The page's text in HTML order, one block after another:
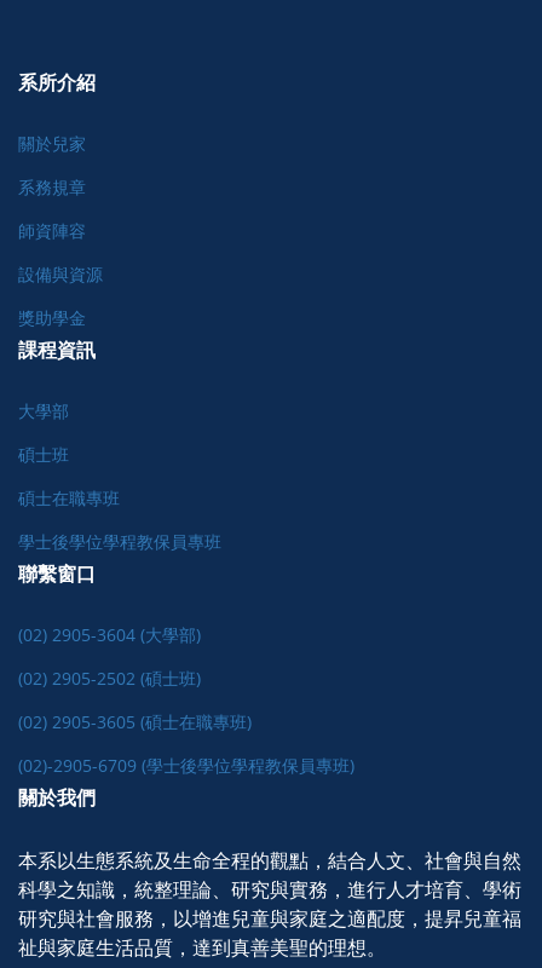
系所介紹
關於兒家
系務規章
師資陣容
設備與資源
獎助學金
課程資訊
大學部
碩士班
碩士在職專班
學士後學位學程教保員專班
聯繫窗口
(02) 2905-3604 (大學部)
(02) 2905-2502 (碩士班)
(02) 2905-3605 (碩士在職專班)
(02)-2905-6709 (學士後學位學程教保員專班)
關於我們
本系以生態系統及生命全程的觀點，結合人文、社會與自然
科學之知識，統整理論、研究與實務，進行人才培育、學術
研究與社會服務，以增進兒童與家庭之適配度，提昇兒童福
祉與家庭生活品質，達到真善美聖的理想。